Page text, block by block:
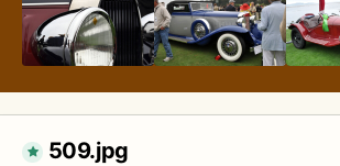
509.jpg